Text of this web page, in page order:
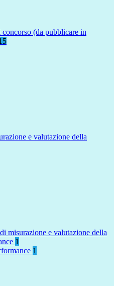
(da pubblicare in
e valutazione della
misurazione e valutazione della
1
1